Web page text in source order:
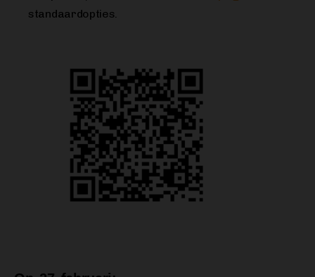
standaardopties.